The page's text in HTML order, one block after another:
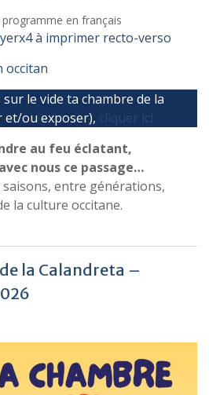
en français
à imprimer recto-verso
occitan
le vide ta chambre de la
et/ou exposer), cliquer ici
au feu éclatant,
nous ce passage…
entre générations,
la culture occitane.
la Calandreta –